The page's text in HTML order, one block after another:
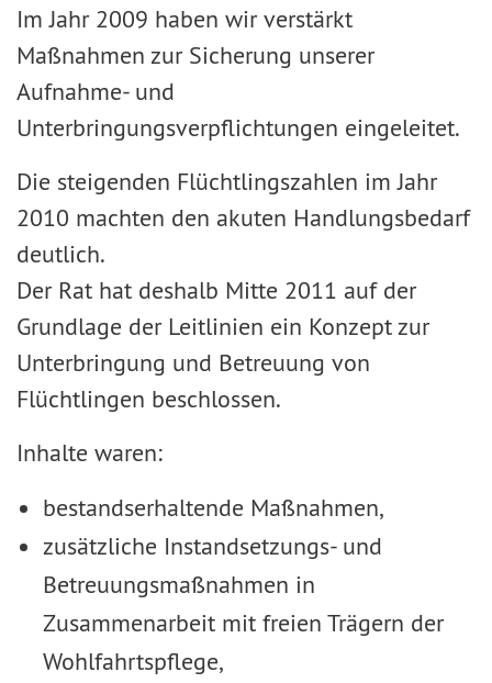
Im Jahr 2009 haben wir verstärkt
Maßnahmen zur Sicherung unserer
Aufnahme- und
Unterbringungsverpflichtungen eingeleitet.
Die steigenden Flüchtlingszahlen im Jahr
2010 machten den akuten Handlungsbedarf
deutlich.
Der Rat hat deshalb Mitte 2011 auf der
Grundlage der Leitlinien ein Konzept zur
Unterbringung und Betreuung von
Flüchtlingen beschlossen.
Inhalte waren:
bestandserhaltende Maßnahmen,
zusätzliche Instandsetzungs- und
Betreuungsmaßnahmen in
Zusammenarbeit mit freien Trägern der
Wohlfahrtspflege,